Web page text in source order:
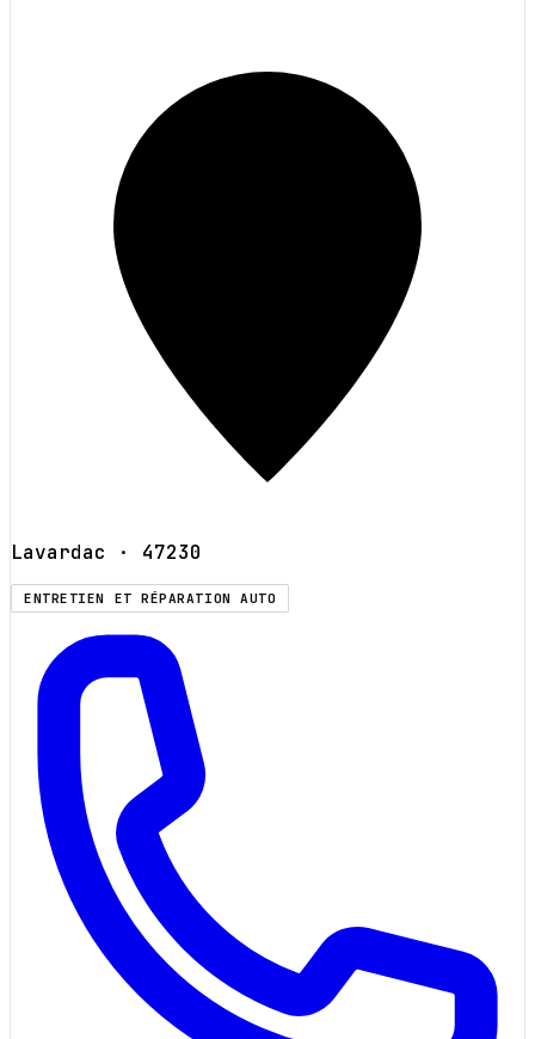
Lavardac · 47230
ENTRETIEN ET RÉPARATION AUTO